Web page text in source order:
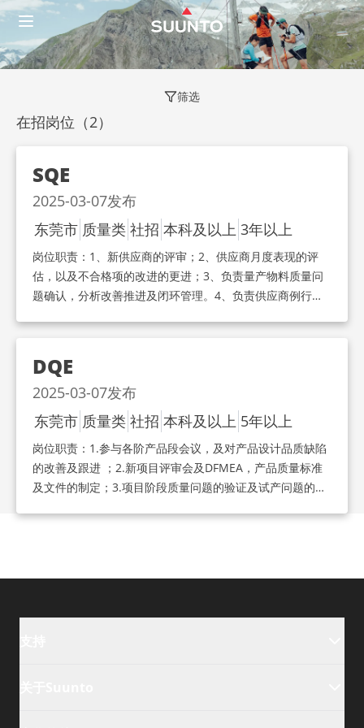
筛选
在招岗位（2）
SQE
2025-03-07发布
东莞市 质量类 社招 本科及以上 3年以上
岗位职责： 1、新供应商的评审；2、供应商月度表现的评
估，以及不合格项的改进的更进；3、负责量产物料质量问
题确认，分析改善推进及闭环管理。4、负责供应商例行及
物料质量标准、要求、技术规格严格落实管理，保障供应商
交付质量。7、负责供应商可靠性标准、测试方案管理符合
内外部客户标准，保障物料可靠性要求。8、对供应商进行
品质辅导，量试阶段品质问题改善追踪，量产潜在风险控制
及预防。9、协同供应商建立和执行产品质量控制计划，并
提升供应商在质量体系方面的稳定性和自主性。10、处理质
量投诉，运用质量工具进行失效分析，找到产生质量问题的
DQE
2025-03-07发布
东莞市 质量类 社招 本科及以上 5年以上
岗位职责： 1.参与各阶产品段会议，及对产品设计品质缺陷
的改善及跟进 ；2.新项目评审会及DFMEA，产品质量标准
及文件的制定；3.项目阶段质量问题的验证及试产问题的确